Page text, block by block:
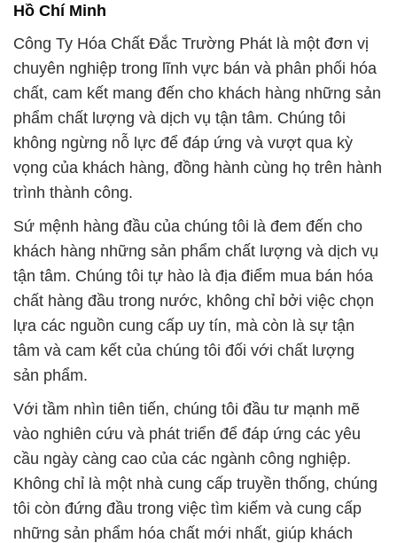
Hồ Chí Minh
Công Ty Hóa Chất Đắc Trường Phát là một đơn vị
chuyên nghiệp trong lĩnh vực bán và phân phối hóa
chất, cam kết mang đến cho khách hàng những sản
phẩm chất lượng và dịch vụ tận tâm. Chúng tôi
không ngừng nỗ lực để đáp ứng và vượt qua kỳ
vọng của khách hàng, đồng hành cùng họ trên hành
trình thành công.
Sứ mệnh hàng đầu của chúng tôi là đem đến cho
khách hàng những sản phẩm chất lượng và dịch vụ
tận tâm. Chúng tôi tự hào là địa điểm mua bán hóa
chất hàng đầu trong nước, không chỉ bởi việc chọn
lựa các nguồn cung cấp uy tín, mà còn là sự tận
tâm và cam kết của chúng tôi đối với chất lượng
sản phẩm.
Với tầm nhìn tiên tiến, chúng tôi đầu tư mạnh mẽ
vào nghiên cứu và phát triển để đáp ứng các yêu
cầu ngày càng cao của các ngành công nghiệp.
Không chỉ là một nhà cung cấp truyền thống, chúng
tôi còn đứng đầu trong việc tìm kiếm và cung cấp
những sản phẩm hóa chất mới nhất, giúp khách